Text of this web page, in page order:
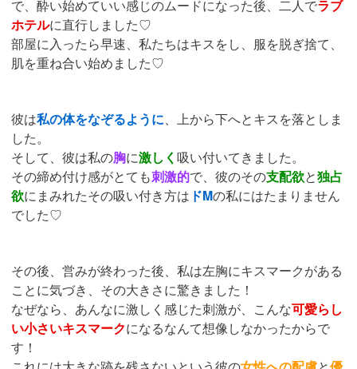
で、酔い始めていい感じのムードになった後、二人でラブ
ホテルに直行しました♡
部屋に入ったら早速、私たちはキスをし、服を脱ぎ捨て、
肌を重ね合い始めました♡
彼は私の体をなぞるように、上から下へとキスを落としま
した。
そして、彼は私の胸に激しく 吸い付いてきました。
その締め付け感がとても刺激的で、彼のその支配欲と独占
欲にまみれたその吸い付き方は ドMの私にはたまりません
でした♡
その後、営みが終わった後、私は左胸にキスマークがある
ことに気づき、その大きさに驚きました！
なぜなら、あんなに激しく感じた刺激が、こんな可愛らし
い小さいキスマークになるなんて想像しなかったからで
す！